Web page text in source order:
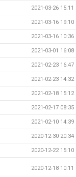
2021-03-26 15:11
2021-03-16 19:10
2021-03-16 10:36
2021-03-01 16:08
2021-02-23 16:47
2021-02-23 14:32
2021-02-18 15:12
2021-02-17 08:35
2021-02-10 14:39
2020-12-30 20:34
2020-12-22 15:10
2020-12-18 10:11